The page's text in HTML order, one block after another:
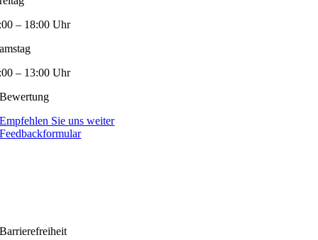
– 18:00 Uhr
– 13:00 Uhr
Bewertung
Empfehlen Sie uns weiter
Feedbackformular
Barrierefreiheit